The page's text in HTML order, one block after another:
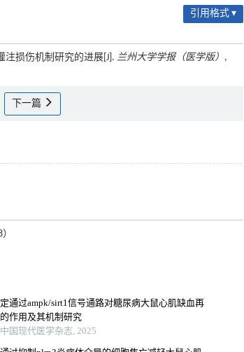
引用格式 ▾
注损伤机制研究的进展[J]. 兰州大学学报（医学版） ,
下一篇